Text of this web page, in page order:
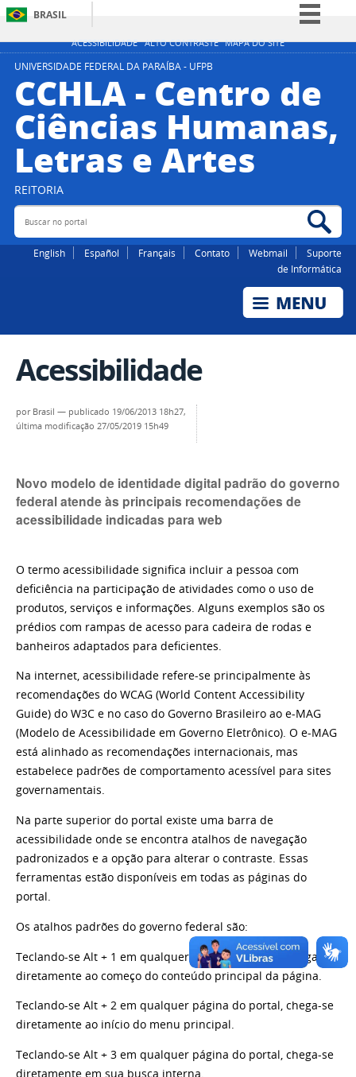
ACESSIBILIDADE ALTO CONTRASTE MAPA DO SITE
BRASIL
Simplifique!
Participe
Legislação
Canais
UNIVERSIDADE FEDERAL DA PARAÍBA - UFPB
CCHLA - Centro de
Ciências Humanas,
Letras e Artes
REITORIA
Buscar no portal
English Español Français Contato Webmail
Suporte
de Informática
Acessibilidade
por Brasil — publicado 19/06/2013 18h27,
última modificação 27/05/2019 15h49
Novo modelo de identidade digital padrão do governo
federal atende às principais recomendações de
acessibilidade indicadas para web
O termo acessibilidade significa incluir a pessoa com
deficiência na participação de atividades como o uso de
produtos, serviços e informações. Alguns exemplos são os
prédios com rampas de acesso para cadeira de rodas e
banheiros adaptados para deficientes.
Na internet, acessibilidade refere-se principalmente às
recomendações do WCAG (World Content Accessibility
Guide) do W3C e no caso do Governo Brasileiro ao e-MAG
(Modelo de Acessibilidade em Governo Eletrônico). O e-MAG
está alinhado as recomendações internacionais, mas
estabelece padrões de comportamento acessível para sites
governamentais.
Na parte superior do portal existe uma barra de
acessibilidade onde se encontra atalhos de navegação
padronizados e a opção para alterar o contraste. Essas
ferramentas estão disponíveis em todas as páginas do
portal.
Os atalhos padrões do governo federal são:
Teclando-se Alt + 1 em qualquer página do portal, chega-se
diretamente ao começo do conteúdo principal da página.
Teclando-se Alt + 2 em qualquer página do portal, chega-se
diretamente ao início do menu principal.
Teclando-se Alt + 3 em qualquer página do portal, chega-se
diretamente em sua busca interna.